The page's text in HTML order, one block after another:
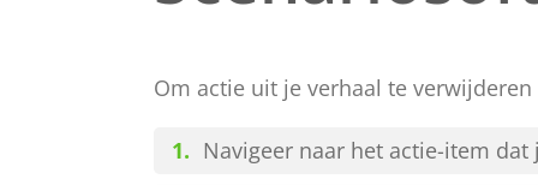
Om actie uit je verhaal te
Navigeer naar het actie-item